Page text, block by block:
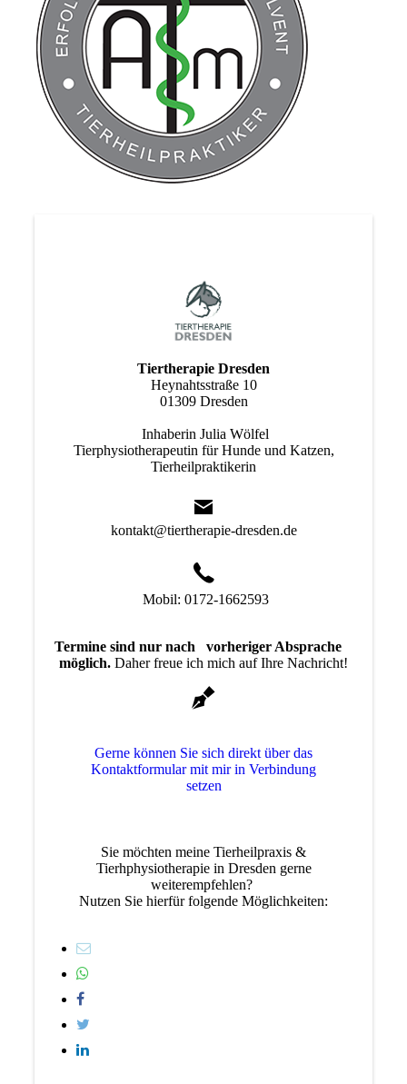
Tiertherapie Dresden
Heynahtsstraße 10
01309 Dresden
Inhaberin Julia Wölfel
Tierphysiotherapeutin für Hunde und Katzen,
Tierheilpraktikerin
kontakt@tiertherapie-dresden.de
Mobil: 0172-1662593
Termine sind nur nach vorheriger Absprache
möglich. Daher freue ich mich auf Ihre Nachricht!
Gerne können Sie sich direkt über das
Kon­takt­for­mu­lar mit mir in Verbindung
setzen
Sie möchten meine Tierheilpraxis &
Tierhphysiotherapie in Dresden gerne
weiterempfehlen?
Nutzen Sie hierfür folgende Möglichkeiten: